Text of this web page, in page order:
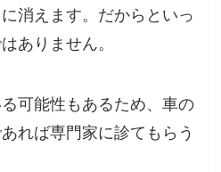
消えます。だからといっ
ありません。
可能性もあるため、車の
れば専門家に診てもらう